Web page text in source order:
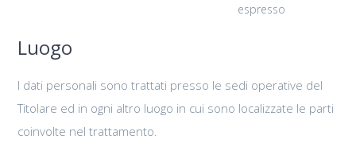
espresso
Luogo
I dati personali sono trattati presso le sedi operative del
Titolare ed in ogni altro luogo in cui sono localizzate le parti
coinvolte nel trattamento.